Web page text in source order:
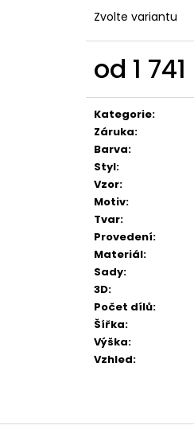
Zvolte variantu
od 1
cena:
Kategorie:
Záruka:
Barva:
Styl:
Vzor:
Motiv:
Tvar:
Provedení:
Materiál:
Sady:
3D:
Počet dílů:
Šířka:
Výška:
Vzhled:
1 599